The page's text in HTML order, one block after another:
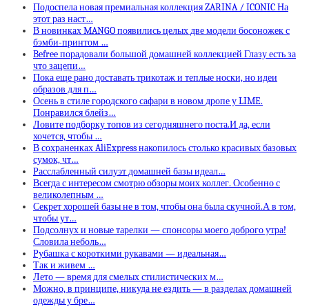
Подоспела новая премиальная коллекция ZARINA / ICONIC На
этот раз наст…
В новинках MANGO появились целых две модели босоножек с
бэмби-принтом …
Befree порадовали большой домашней коллекцией Глазу есть за
что зацепи…
Пока еще рано доставать трикотаж и теплые носки, но идеи
образов для п…
Осень в стиле городского сафари в новом дропе у LIME.
Понравился блейз…
Ловите подборку топов из сегодняшнего поста.И да, если
хочется, чтобы …
В сохраненках AliExpress накопилось столько красивых базовых
сумок, чт…
Расслабленный силуэт домашней базы идеал…
Всегда с интересом смотрю обзоры моих коллег. Особенно с
великолепным …
Секрет хорошей базы не в том, чтобы она была скучной.А в том,
чтобы ут…
Подсолнух и новые тарелки — спонсоры моего доброго утра!
Словила неболь…
Рубашка с короткими рукавами — идеальная…
Так и живем …
Лето — время для смелых стилистических м…
Можно, в принципе, никуда не ездить — в разделах домашней
одежды у бре…